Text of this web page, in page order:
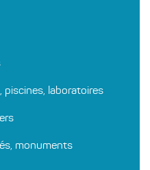
piscines, laboratoires
monuments